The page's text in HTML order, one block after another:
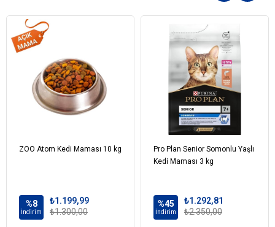
Buğday,
Mısır,
İşlenmiş Kuzu Proteini (%15),
Buğday Kepeği,
Pirinç,
Hayvansal Yağ,
Kurutulmuş Şeker Pancarı,
Ciğer Aroması,
Kuru Bira Mayası,
Mineraller
ZOO Atom Kedi Maması 10 kg
%8
İndirim
₺1.199,99
₺1.300,00
Pro Plan Senior Somonlu Yaşlı
Kedi Maması 3 kg
%45
İndirim
₺1.292,81
₺2.350,00